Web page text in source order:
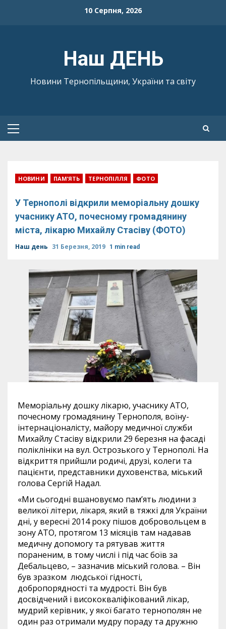
10 Серпня, 2026
Наш ДЕНЬ
Новини Тернопільщини, України та світу
Primary
НОВИНИ ПАМ’ЯТЬ ТЕРНОПІЛЛЯ ФОТО
У Тернополі відкрили меморіальну дошку
учаснику АТО, почесному громадянину
міста, лікарю Михайлу Стасіву (ФОТО)
Наш день 31 Березня, 2019 1 min read
Меморіальну дошку лікарю, учаснику АТО,
почесному громадянину Тернополя, воїну-
інтернаціоналісту, майору медичної служби
Михайлу Стасіву відкрили 29 березня на фасаді
поліклініки на вул. Острозького у Тернополі. На
відкриття прийшли родичі, друзі, колеги та
пацієнти, представники духовенства, міський
голова Сергій Надал.
«Ми сьогодні вшановуємо пам’ять людини з
великої літери, лікаря, який в тяжкі для України
дні, у вересні 2014 року пішов добровольцем в
зону АТО, протягом 13 місяців там надавав
медичну допомогу та рятував життя
пораненим, в тому числі і під час боїв за
Дебальцево, – зазначив міський голова. – Він
був зразком людської гідності,
добропорядності та мудрості. Він був
досвідчений і висококваліфікований лікар,
мудрий керівник, у якої багато тернополян не
один раз отримали мудру пораду та дружню